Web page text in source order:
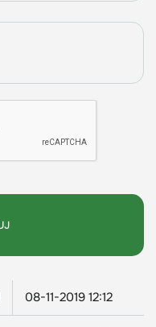
08-11-2019 12:12